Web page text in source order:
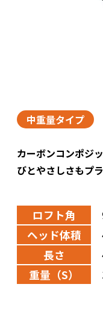
中重量タイプ
カーボンコンポジ
びとやさしさもプ
ロフト角
ヘッド体積
長さ
重量（S）